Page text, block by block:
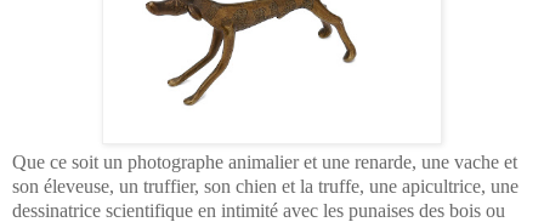
Que ce soit un photographe animalier et une renarde, une vache et
son éleveuse, un truffier, son chien et la truffe, une apicultrice, une
dessinatrice scientifique en intimité avec les punaises des bois ou